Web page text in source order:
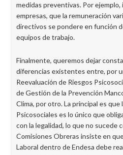
medidas preventivas. Por
empresas, que la remuneración
directivos se pondere en función
equipos de trabajo.
Finalmente, queremos dejar
diferencias existentes entre, por
Reevaluación de Riesgos
de Gestión de la Prevención
Clima, por otro. La principal es que
Psicosociales es lo único que
con la legalidad, lo que no sucede
Comisiones Obreras insiste en
Laboral dentro de Endesa debe